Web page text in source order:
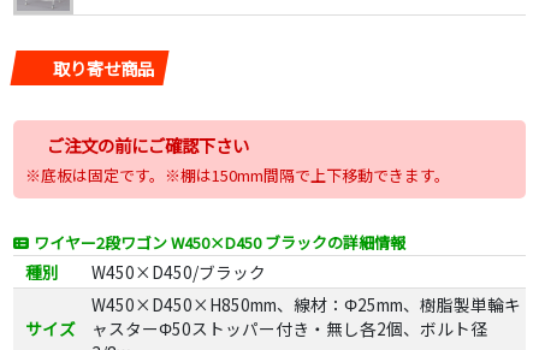
取り寄せ商品
ご注文の前にご確認下さい
※底板は固定です。※棚は150mm間隔で上下移動できます。
ワイヤー2段ワゴン W450×D450 ブラックの詳細情報
種別 W450×D450/ブラック
サイズ
W450×D450×H850mm、線材：Φ25mm、樹脂製単輪キ
ャスターΦ50ストッパー付き・無し各2個、ボルト径